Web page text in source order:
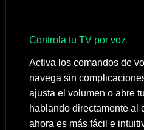
Controla tu TV por voz
Activa los comandos de
navega sin
ajusta el volumen o abre
hablando directamente al
ahora es más fácil e